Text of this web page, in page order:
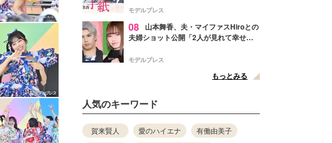
モデルプレス
08
山本舞香、夫・マイファスHiroとの
夫婦ショット公開「2人が見れて幸せ」
モデルプレス
もっとみる
人気のキーワード
賀来賢人 愛のハイエナ
有働由美子